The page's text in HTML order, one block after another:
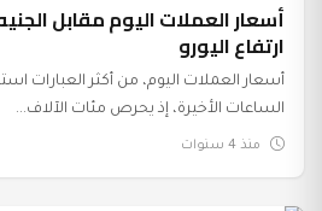
أسعار العملات اليوم مقابل
ارتفاع اليورو
أسعار العملات اليوم، من أكثر العبارات
الساعات الأخيرة، إذ يحرص مئات الآلاف...
منذ 4 سنوات